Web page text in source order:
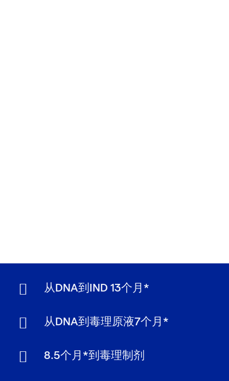
从DNA到IND 13个月*
从DNA到毒理原液7个月*
8.5个月*到毒理制剂